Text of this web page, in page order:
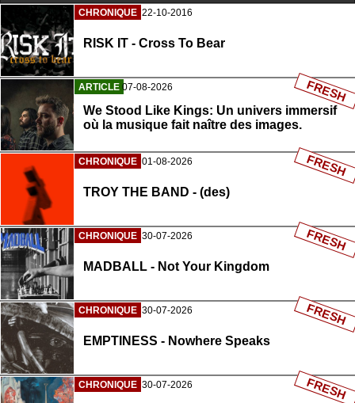
CHRONIQUE 22-10-2016
RISK IT - Cross To Bear
ARTICLE 07-08-2026
We Stood Like Kings: Un univers immersif
où la musique fait naître des images.
FRESH
CHRONIQUE 01-08-2026
TROY THE BAND - (des)
FRESH
CHRONIQUE 30-07-2026
MADBALL - Not Your Kingdom
FRESH
CHRONIQUE 30-07-2026
EMPTINESS - Nowhere Speaks
FRESH
CHRONIQUE 30-07-2026 FRESH